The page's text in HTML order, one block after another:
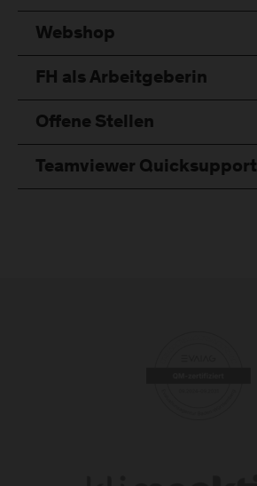
Webshop
FH als Arbeitgeberin
Offene Stellen
Teamviewer Quicksupport